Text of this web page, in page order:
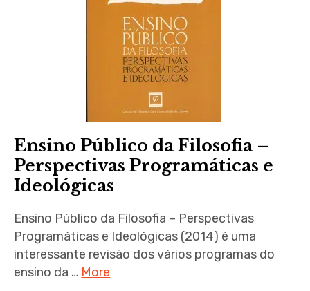
Ensino Público da Filosofia –
Perspectivas Programáticas e
Ideológicas
Ensino Público da Filosofia – Perspectivas
Programáticas e Ideológicas (2014) é uma
interessante revisão dos vários programas do
ensino da … More